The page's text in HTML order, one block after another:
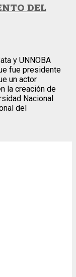
DEL
y UNNOBA
fue presidente
un actor
la creación de
Nacional
del